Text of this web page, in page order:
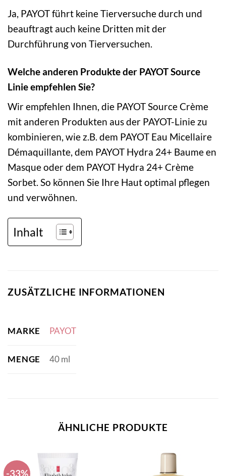
Ja, PAYOT führt keine Tierversuche durch und
beauftragt auch keine Dritten mit der
Durchführung von Tierversuchen.
Welche anderen Produkte der PAYOT Source
Linie empfehlen Sie?
Wir empfehlen Ihnen, die PAYOT Source Crème
mit anderen Produkten aus der PAYOT-Linie zu
kombinieren, wie z.B. dem PAYOT Eau Micellaire
Démaquillante, dem PAYOT Hydra 24+ Baume en
Masque oder dem PAYOT Hydra 24+ Crème
Sorbet. So können Sie Ihre Haut optimal pflegen
und verwöhnen.
Inhalt
ZUSÄTZLICHE INFORMATIONEN
MARKE PAYOT
MENGE 40 ml
ÄHNLICHE PRODUKTE
-33%